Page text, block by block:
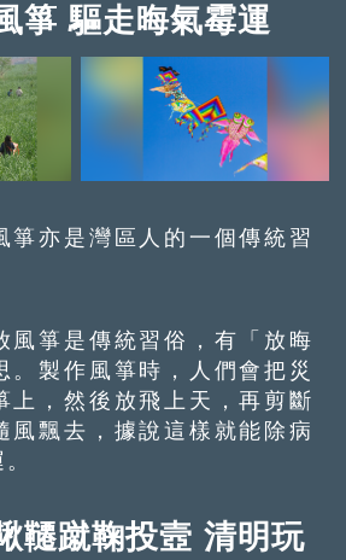
箏 驅走晦氣霉運
亦是灣區人的一個傳統習
箏是傳統習俗，有「放晦
。製作風箏時，人們會把災
上，然後放飛上天，再剪斷
風飄去，據說這樣就能除病
韆蹴鞠投壼 清明玩